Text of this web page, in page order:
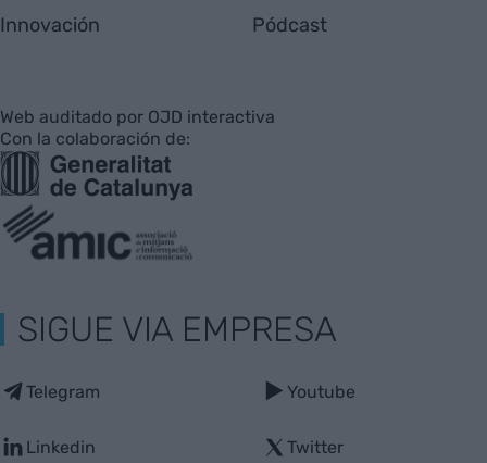
Innovación Pódcast
Web auditado por OJD interactiva
Con la colaboración de:
SIGUE VIA EMPRESA
Telegram
Linkedin
Youtube
Twitter